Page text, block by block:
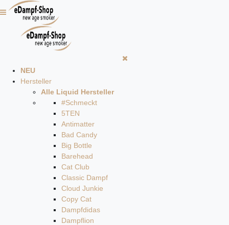
NEU
Hersteller
Alle Liquid Hersteller
#Schmeckt
5TEN
Antimatter
Bad Candy
Big Bottle
Barehead
Cat Club
Classic Dampf
Cloud Junkie
Copy Cat
Dampfdidas
Dampflion